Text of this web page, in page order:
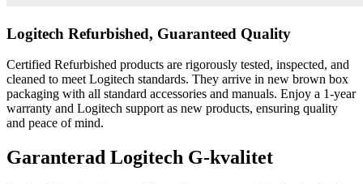
Logitech Refurbished, Guaranteed Quality
Certified Refurbished products are rigorously tested, inspected, and
cleaned to meet Logitech standards. They arrive in new brown box
packaging with all standard accessories and manuals. Enjoy a 1-year
warranty and Logitech support as new products, ensuring quality
and peace of mind.
Garanterad Logitech G-kvalitet